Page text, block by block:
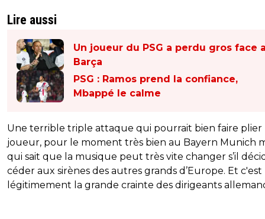
Lire aussi
Un joueur du PSG a perdu gros face
Barça
PSG : Ramos prend la confiance,
Mbappé le calme
Une terrible triple attaque qui pourrait bien faire plier
joueur, pour le moment très bien au Bayern Munich
qui sait que la musique peut très vite changer s’il
céder aux sirènes des autres grands d’Europe. Et c'est
légitimement la grande crainte des dirigeants